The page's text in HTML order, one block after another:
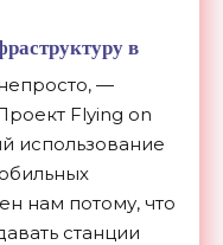
в
—
Flying on
использование
нам потому, что
станции